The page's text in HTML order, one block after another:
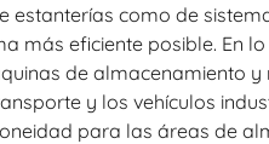
estanterías como de
más eficiente posible. En
de almacenamiento y
y los vehículos
para las áreas de